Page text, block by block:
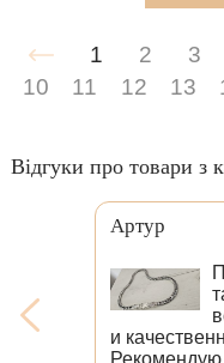
1 2 3
10
11 12 13
Відгуки про товари з
Eduard